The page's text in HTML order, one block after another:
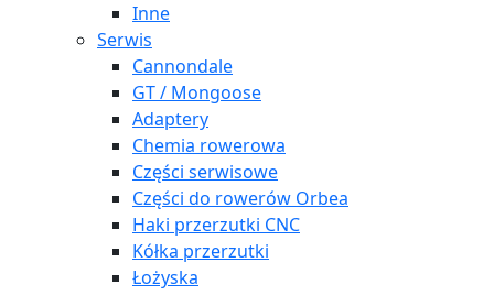
Inne
Serwis
Cannondale
GT / Mongoose
Adaptery
Chemia rowerowa
Części serwisowe
Części do rowerów Orbea
Haki przerzutki CNC
Kółka przerzutki
Łożyska